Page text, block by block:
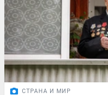
СТРАНА И МИР